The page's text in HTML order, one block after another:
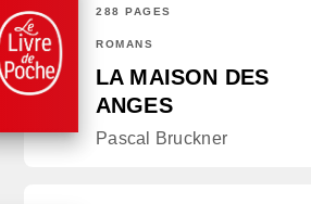
288 PAGES
ROMANS
LA MAISON DES
ANGES
Pascal Bruckner